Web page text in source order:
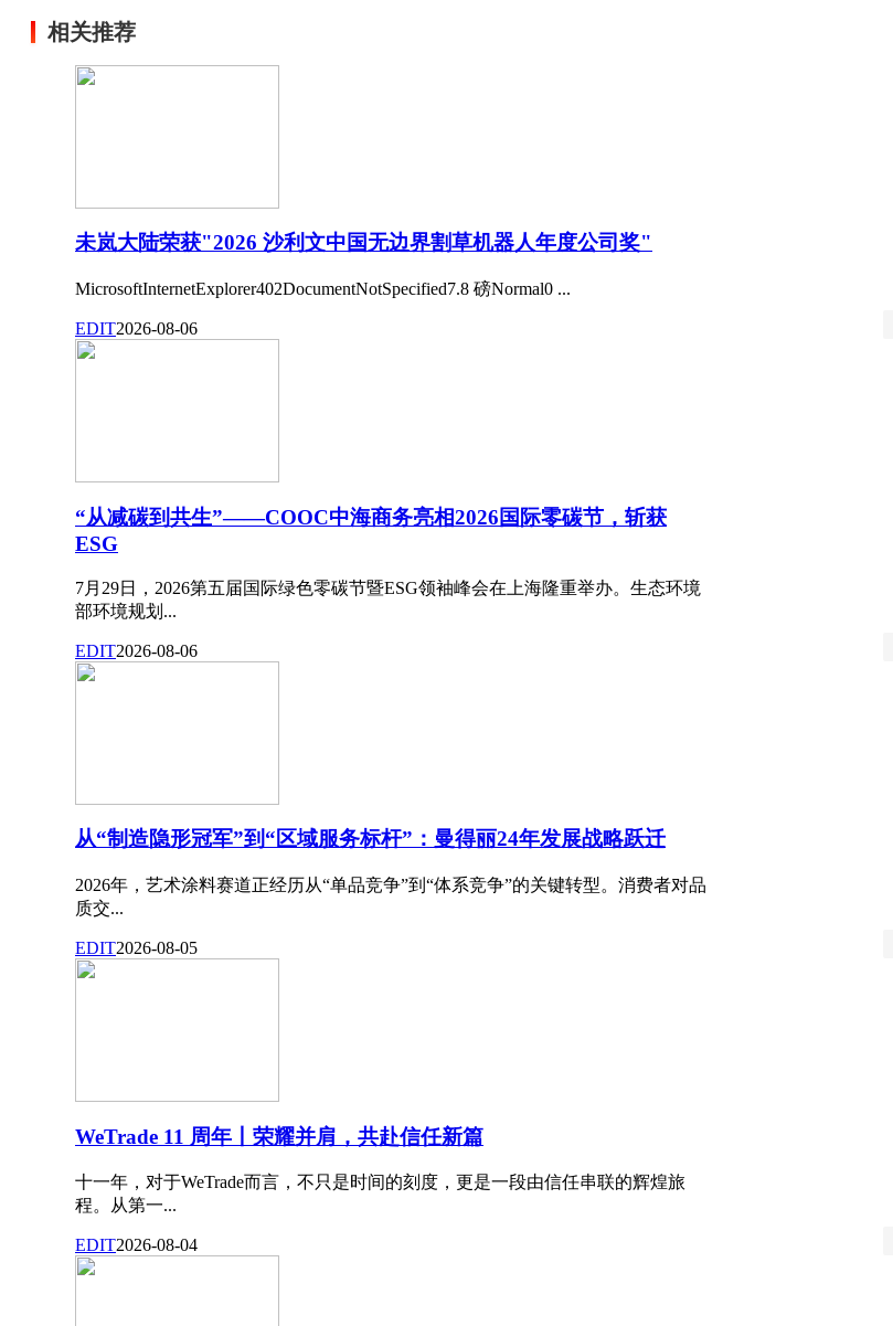
相关推荐
未岚大陆荣获"2026 沙利文中国无边界割草机器人年度公司奖"
MicrosoftInternetExplorer402DocumentNotSpecified7.8 磅Normal0 ...
EDIT2026-08-06
“从减碳到共生”——COOC中海商务亮相2026国际零碳节，斩获
ESG
7月29日，2026第五届国际绿色零碳节暨ESG领袖峰会在上海隆重举办。生态环境
部环境规划...
EDIT2026-08-06
从“制造隐形冠军”到“区域服务标杆”：曼得丽24年发展战略跃迁
2026年，艺术涂料赛道正经历从“单品竞争”到“体系竞争”的关键转型。消费者对品
质交...
EDIT2026-08-05
WeTrade 11 周年丨荣耀并肩，共赴信任新篇
十一年，对于WeTrade而言，不只是时间的刻度，更是一段由信任串联的辉煌旅
程。从第一...
EDIT2026-08-04